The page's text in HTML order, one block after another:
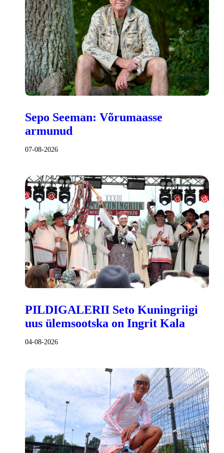
Sepo Seeman: Võrumaasse
armunud
07-08-2026
PILDIGALERII Seto Kuningriigi
uus ülemsootska on Ingrit Kala
04-08-2026